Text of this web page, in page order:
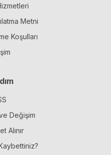
Metni
Koşulları
Değişim
Alınır